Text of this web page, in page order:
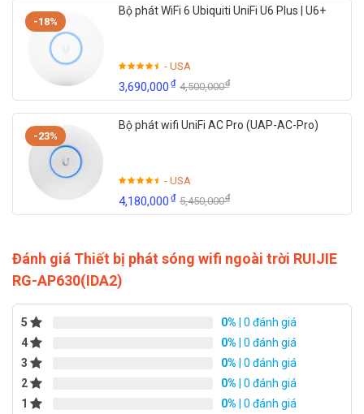
-18%
Bộ phát WiFi 6 Ubiquiti UniFi U6 Plus | U6+
- USA
3,690,000₫ 4,500,000₫
-23%
Bộ phát wifi UniFi AC Pro (UAP-AC-Pro)
- USA
4,180,000₫ 5,450,000₫
Đánh giá Thiết bị phát sóng wifi ngoài trời RUIJIE
RG-AP630(IDA2)
5 0% | 0 đánh giá
4
0% | 0 đánh giá
3
0% | 0 đánh giá
2
0% | 0 đánh giá
1
0% | 0 đánh giá